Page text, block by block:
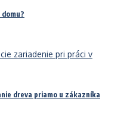
dreva priamo u zákazníka